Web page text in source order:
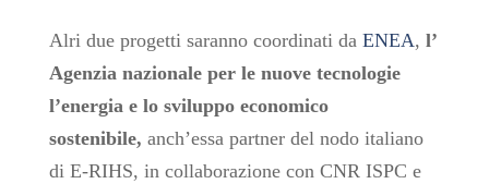
Alri due progetti saranno coordinati da ENEA, l’
Agenzia nazionale per le nuove tecnologie
l’energia e lo sviluppo economico
sostenibile, anch’essa partner del nodo italiano
di E-RIHS, in collaborazione con CNR ISPC e